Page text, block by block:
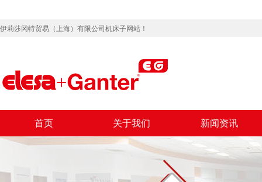
伊莉莎冈特贸易（上海）有限公司机床子网站！
首页 关于我们 新闻资讯